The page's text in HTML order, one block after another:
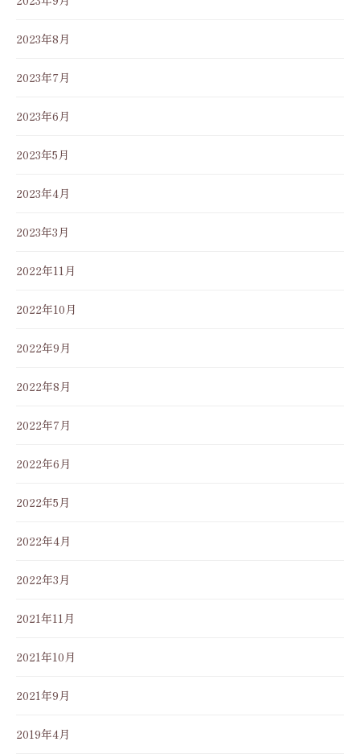
2023年8月
2023年7月
2023年6月
2023年5月
2023年4月
2023年3月
2022年11月
2022年10月
2022年9月
2022年8月
2022年7月
2022年6月
2022年5月
2022年4月
2022年3月
2021年11月
2021年10月
2021年9月
2019年4月